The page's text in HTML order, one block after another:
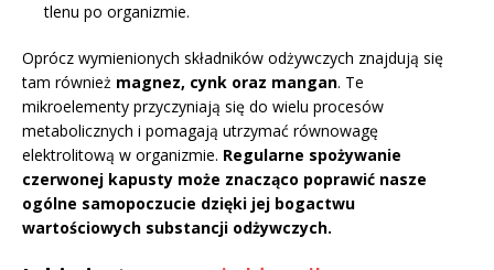
tlenu po organizmie.
Oprócz wymienionych składników odżywczych znajdują się
tam również magnez, cynk oraz mangan. Te
mikroelementy przyczyniają się do wielu procesów
metabolicznych i pomagają utrzymać równowagę
elektrolitową w organizmie. Regularne spożywanie
czerwonej kapusty może znacząco poprawić nasze
ogólne samopoczucie dzięki jej bogactwu
wartościowych substancji odżywczych.